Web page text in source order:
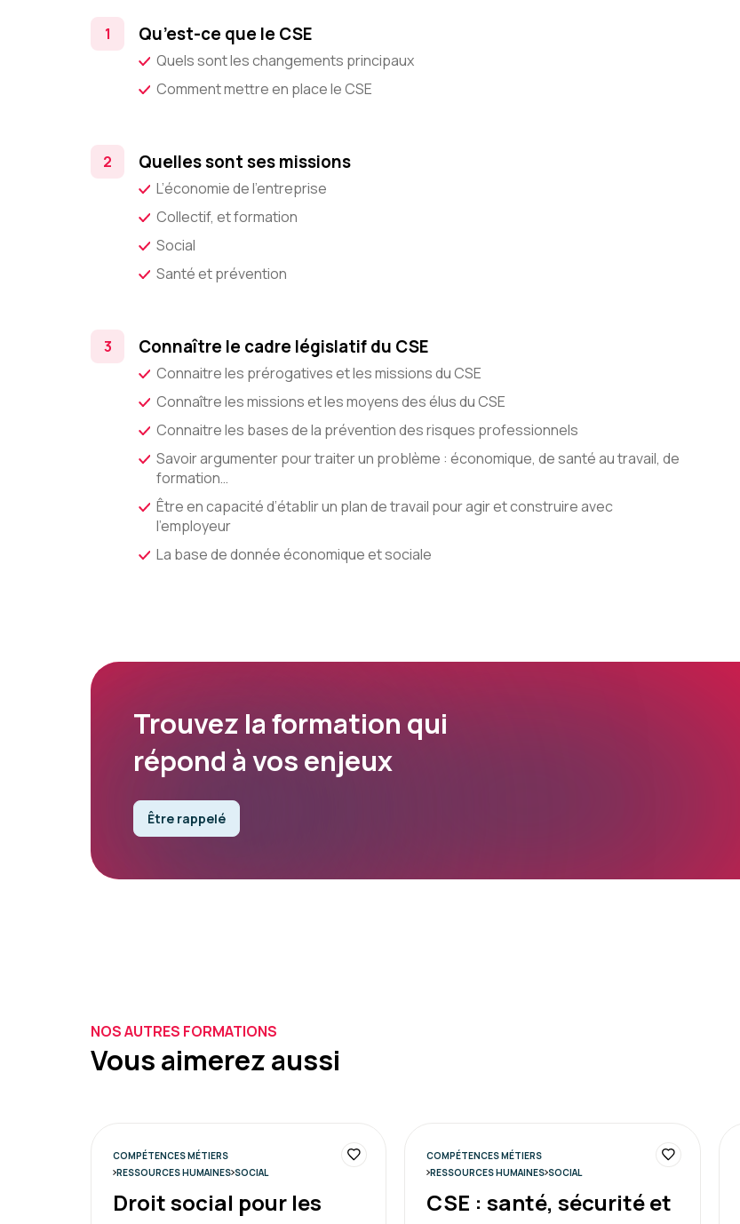
Qu’est-ce que le CSE
Quels sont les changements principaux
Comment mettre en place le CSE
Quelles sont ses missions
L’économie de l’entreprise
Collectif, et formation
Social
Santé et prévention
Connaître le cadre législatif du CSE
Connaitre les prérogatives et les missions du CSE
Connaître les missions et les moyens des élus du CSE
Connaitre les bases de la prévention des risques professionnels
Savoir argumenter pour traiter un problème : économique, de santé au travail, de
formation…
Être en capacité d’établir un plan de travail pour agir et construire avec
l’employeur
La base de donnée économique et sociale
Trouvez la formation qui
répond à vos enjeux
Être rappelé
NOS AUTRES FORMATIONS
Vous aimerez aussi
COMPÉTENCES MÉTIERS
RESSOURCES HUMAINES SOCIAL
Droit social pour les
COMPÉTENCES MÉTIERS
RESSOURCES HUMAINES SOCIAL
CSE : santé, sécurité et